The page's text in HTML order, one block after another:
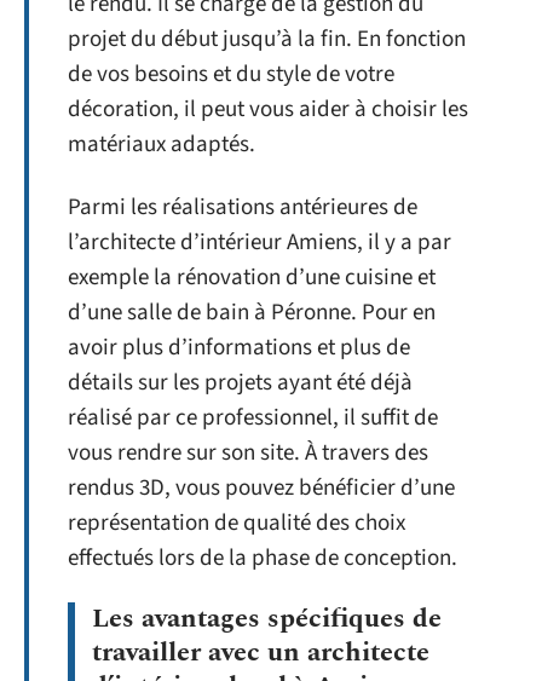
projet du début jusqu’à la fin. En fonction
de vos besoins et du style de votre
décoration, il peut vous aider à choisir les
matériaux adaptés.
Parmi les réalisations antérieures de
l’architecte d’intérieur Amiens, il y a par
exemple la rénovation d’une cuisine et
d’une salle de bain à Péronne. Pour en
avoir plus d’informations et plus de
détails sur les projets ayant été déjà
réalisé par ce professionnel, il suffit de
vous rendre sur son site. À travers des
rendus 3D, vous pouvez bénéficier d’une
représentation de qualité des choix
effectués lors de la phase de conception.
Les avantages spécifiques de
travailler avec un architecte